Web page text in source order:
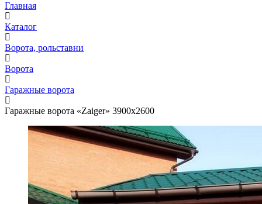
Главная
Каталог
Ворота, рольставни
Ворота
Гаражные ворота
Гаражные ворота «Zaiger» 3900x2600